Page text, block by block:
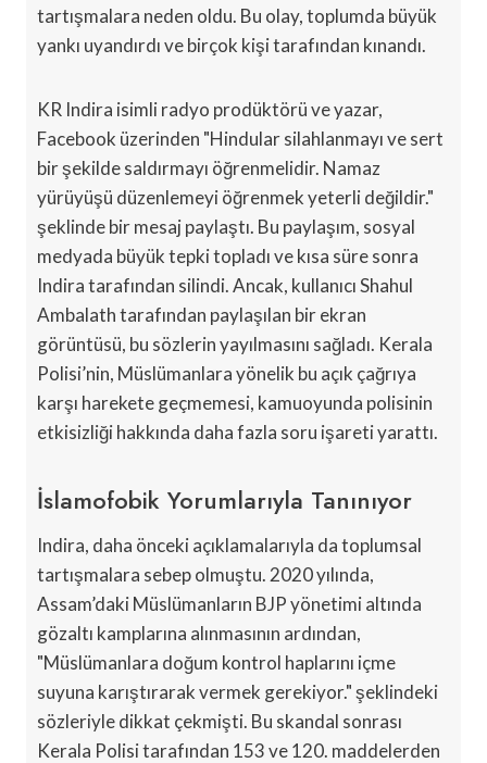
tartışmalara neden oldu. Bu olay, toplumda büyük
yankı uyandırdı ve birçok kişi tarafından kınandı.
KR Indira isimli radyo prodüktörü ve yazar,
Facebook üzerinden "Hindular silahlanmayı ve sert
bir şekilde saldırmayı öğrenmelidir. Namaz
yürüyüşü düzenlemeyi öğrenmek yeterli değildir."
şeklinde bir mesaj paylaştı. Bu paylaşım, sosyal
medyada büyük tepki topladı ve kısa süre sonra
Indira tarafından silindi. Ancak, kullanıcı Shahul
Ambalath tarafından paylaşılan bir ekran
görüntüsü, bu sözlerin yayılmasını sağladı. Kerala
Polisi’nin, Müslümanlara yönelik bu açık çağrıya
karşı harekete geçmemesi, kamuoyunda polisinin
etkisizliği hakkında daha fazla soru işareti yarattı.
İslamofobik Yorumlarıyla Tanınıyor
Indira, daha önceki açıklamalarıyla da toplumsal
tartışmalara sebep olmuştu. 2020 yılında,
Assam’daki Müslümanların BJP yönetimi altında
gözaltı kamplarına alınmasının ardından,
"Müslümanlara doğum kontrol haplarını içme
suyuna karıştırarak vermek gerekiyor." şeklindeki
sözleriyle dikkat çekmişti. Bu skandal sonrası
Kerala Polisi tarafından 153 ve 120. maddelerden